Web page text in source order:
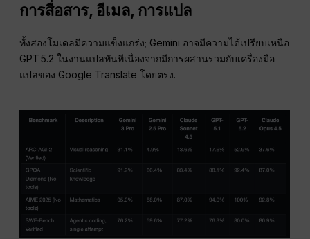
การสื่อสาร, อีเมล, การแปล
ทั้งสองโมเดลมีความแข็งแกร่ง; Gemini อาจมีความได้เปรียบเหนือ
GPT 5.2 ในงานแปลทันทีเนื่องจากมีการผสานรวมกับเครื่องมือ
แปลของ Google Translate โดยตรง.